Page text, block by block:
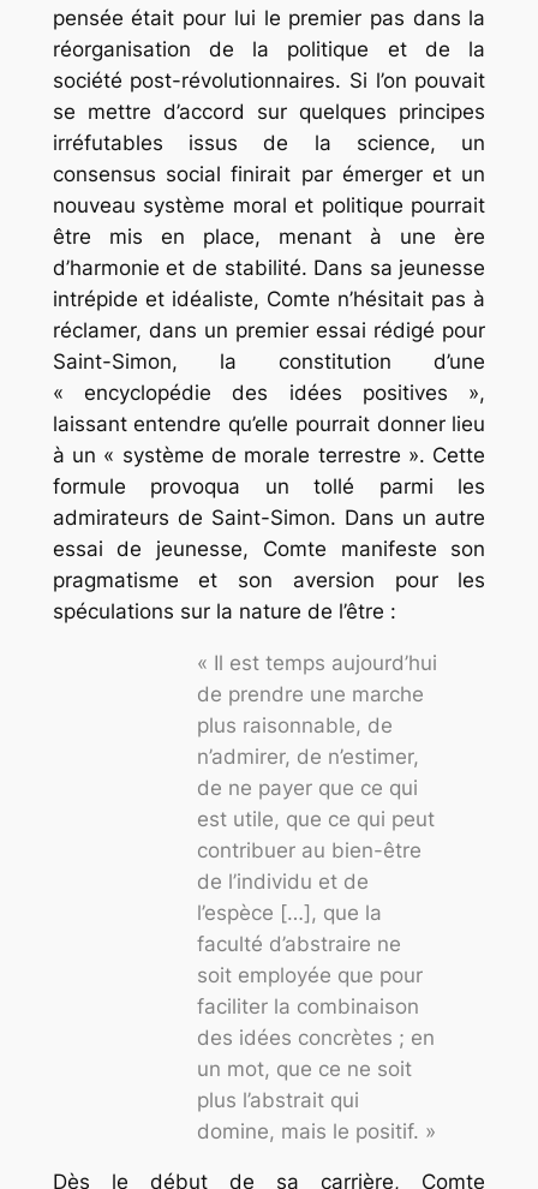
pensée était pour lui le premier pas dans la
réorganisation de la politique et de la
société post-révolutionnaires. Si l’on pouvait
se mettre d’accord sur quelques principes
irréfutables issus de la science, un
consensus social finirait par émerger et un
nouveau système moral et politique pourrait
être mis en place, menant à une ère
d’harmonie et de stabilité. Dans sa jeunesse
intrépide et idéaliste, Comte n’hésitait pas à
réclamer, dans un premier essai rédigé pour
Saint-Simon, la constitution d’une
« encyclopédie des idées positives »,
laissant entendre qu’elle pourrait donner lieu
à un « système de morale terrestre ». Cette
formule provoqua un tollé parmi les
admirateurs de Saint-Simon. Dans un autre
essai de jeunesse, Comte manifeste son
pragmatisme et son aversion pour les
spéculations sur la nature de l’être :
« Il est temps aujourd’hui
de prendre une marche
plus raisonnable, de
n’admirer, de n’estimer,
de ne payer que ce qui
est utile, que ce qui peut
contribuer au bien-être
de l’individu et de
l’espèce […], que la
faculté d’abstraire ne
soit employée que pour
faciliter la combinaison
des idées concrètes ; en
un mot, que ce ne soit
plus l’abstrait qui
domine, mais le positif. »
Dès le début de sa carrière, Comte